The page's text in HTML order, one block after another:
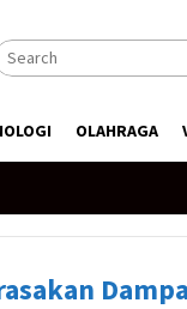
OLAHRAGA